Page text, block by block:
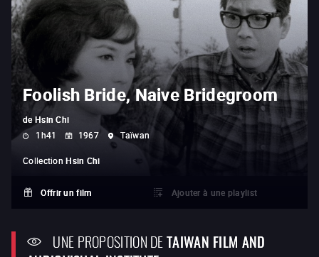
Foolish Bride, Naive Bridegroom
de Hsin Chi
1h41
1967 Taïwan
CollectionHsin Chi
Offrir un film Ajouter à une playlist
UNE PROPOSITION DETAIWAN FILM AND